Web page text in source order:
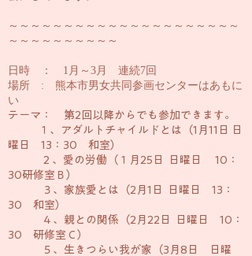
～～～～～～～～～～～～～～～～～～～～～
～～～～～～～～～～
日時 ： 1月～3月 連続7回
場所 : 熊本市男女共同参画センターはあもに
い
テーマ： 第2回以降からでも参加できます。
１、アダルトチャイルドとは（1月11日 日
曜日 13：30 和室）
２、愛の労働（１月25日 日曜日 10：
30研修室Ｂ）
３、家族愛とは（2月1日 日曜日 13：
30 和室）
４、親との関係（2月22日 日曜日 10：
30 研修室Ｃ）
５、生きつらい我が家（3月8日 日曜